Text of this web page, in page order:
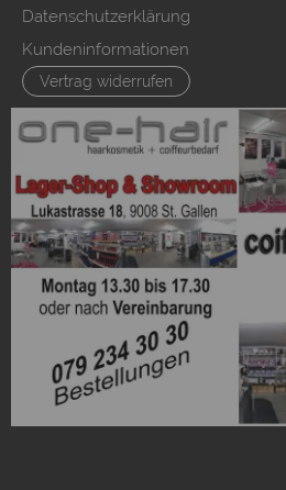
Datenschutzerklärung
Kundeninformationen
Vertrag widerrufen